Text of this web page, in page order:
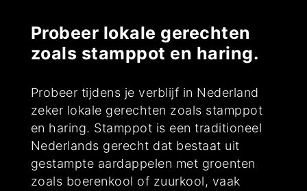
Probeer lokale gerechten
zoals stamppot en haring.
Probeer tijdens je verblijf in Nederland
zeker lokale gerechten zoals stamppot
en haring. Stamppot is een traditioneel
Nederlands gerecht dat bestaat uit
gestampte aardappelen met groenten
zoals boerenkool of zuurkool, vaak